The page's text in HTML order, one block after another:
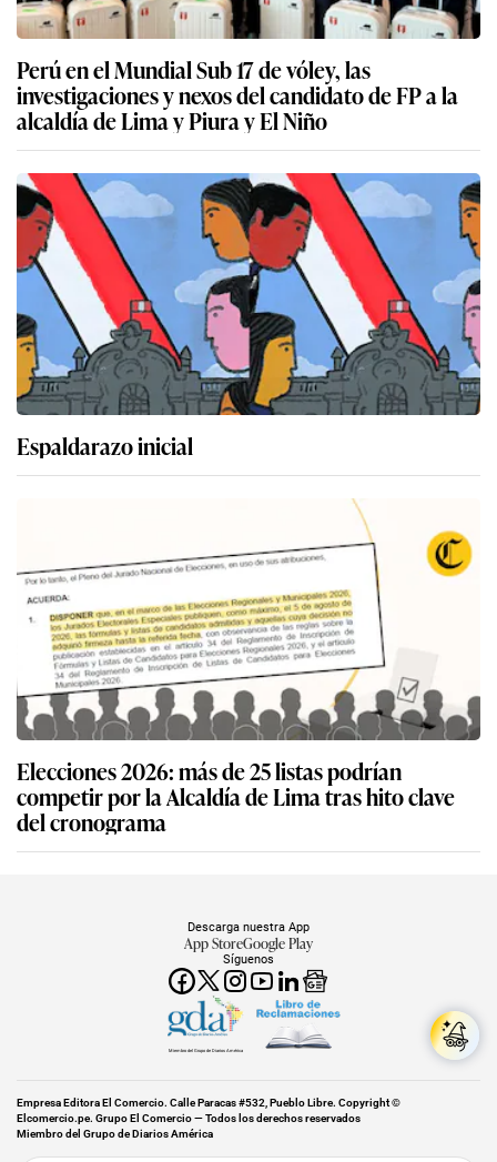
Perú en el Mundial Sub 17 de vóley, las
investigaciones y nexos del candidato de FP a la
alcaldía de Lima y Piura y El Niño
Espaldarazo inicial
Elecciones 2026: más de 25 listas podrían
competir por la Alcaldía de Lima tras hito clave
del cronograma
Síguenos
Descarga nuestra App
App StoreGoogle Play
Miembro del Grupo de Diarios América
Empresa Editora El Comercio. Calle Paracas #532, Pueblo Libre. Copyright ©
Elcomercio.pe. Grupo El Comercio — Todos los derechos reservados
Miembro del Grupo de Diarios América